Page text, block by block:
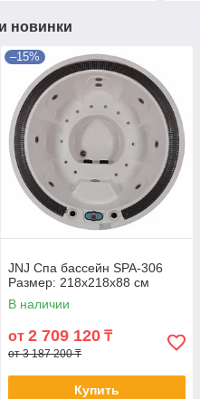
новинки
–15%
JNJ Спа бассейн SPA-306
Размер: 218x218x88 см
В наличии
от 2 709 120 ₸
от 3 187 200 ₸
Купить